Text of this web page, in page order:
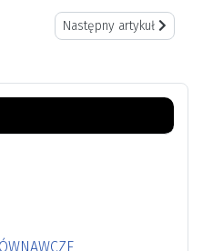
WNUCZKA, WNUCZEK
Następny artykuł:
Następny artykuł